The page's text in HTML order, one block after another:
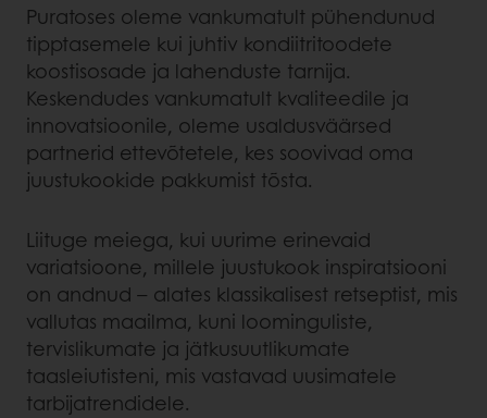
Puratoses oleme vankumatult pühendunud
tipptasemele kui juhtiv kondiitritoodete
koostisosade ja lahenduste tarnija.
Keskendudes vankumatult kvaliteedile ja
innovatsioonile, oleme usaldusväärsed
partnerid ettevõtetele, kes soovivad oma
juustukookide pakkumist tõsta.
Liituge meiega, kui uurime erinevaid
variatsioone, millele juustukook inspiratsiooni
on andnud – alates klassikalisest retseptist, mis
vallutas maailma, kuni loominguliste,
tervislikumate ja jätkusuutlikumate
taasleiutisteni, mis vastavad uusimatele
tarbijatrendidele.